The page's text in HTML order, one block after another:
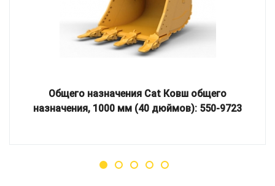
Общего назначения Cat Ковш общего
назначения, 1000 мм (40 дюймов): 550-9723